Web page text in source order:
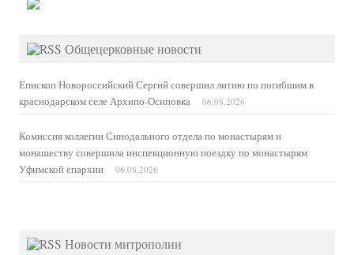
Общецерковные новости
Епископ Новороссийский Сергий совершил литию по погибшим в
краснодарском селе Архипо-Осиповка
06.08.2026
Комиссия коллегии Синодального отдела по монастырям и
монашеству совершила инспекционную поездку по монастырям
Уфимской епархии
06.08.2026
Новости митрополии